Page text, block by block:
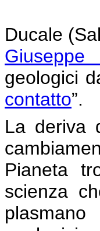
Ducale
Giuseppe
geologici
contatto”.
La deriva
Pianeta
scienza